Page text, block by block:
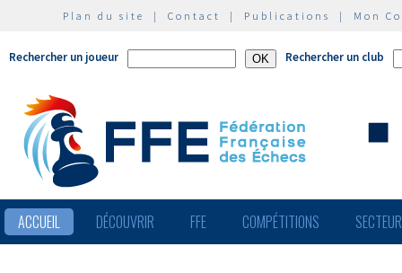
Plan du site | Contact | Publications | Mon
Rechercher un joueur Rechercher un club
ACCUEIL DÉCOUVRIR FFE COMPÉTITIONS